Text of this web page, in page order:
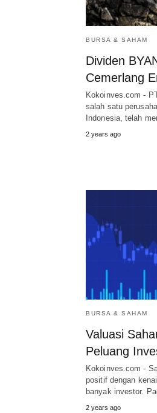
BURSA & SAHAM
Dividen
Cemerlang
Kokoinves.com -
salah satu
Indonesia, telah
2 years ago
BURSA & SAHAM
Valuasi
Peluang
Kokoinves.com -
positif dengan
banyak investor.
2 years ago